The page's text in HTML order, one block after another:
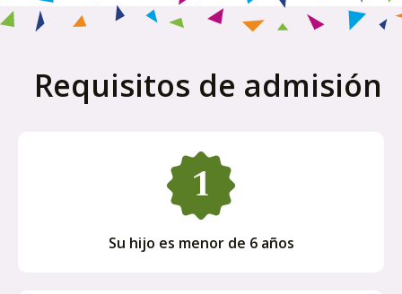
Requisitos de admisión
Su hijo es menor de 6 años